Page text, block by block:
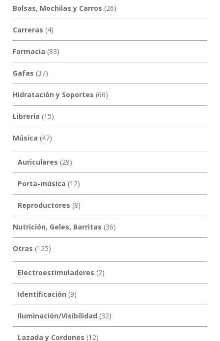
Bolsas, Mochilas y Carros (26)
Carreras (4)
Farmacia (83)
Gafas (37)
Hidratación y Soportes (66)
Librería (15)
Música (47)
Auriculares (29)
Porta-música (12)
Reproductores (8)
Nutrición, Geles, Barritas (36)
Otras (125)
Electroestimuladores (2)
Identificación (9)
Iluminación/Visibilidad (32)
Lazada y Cordones (12)